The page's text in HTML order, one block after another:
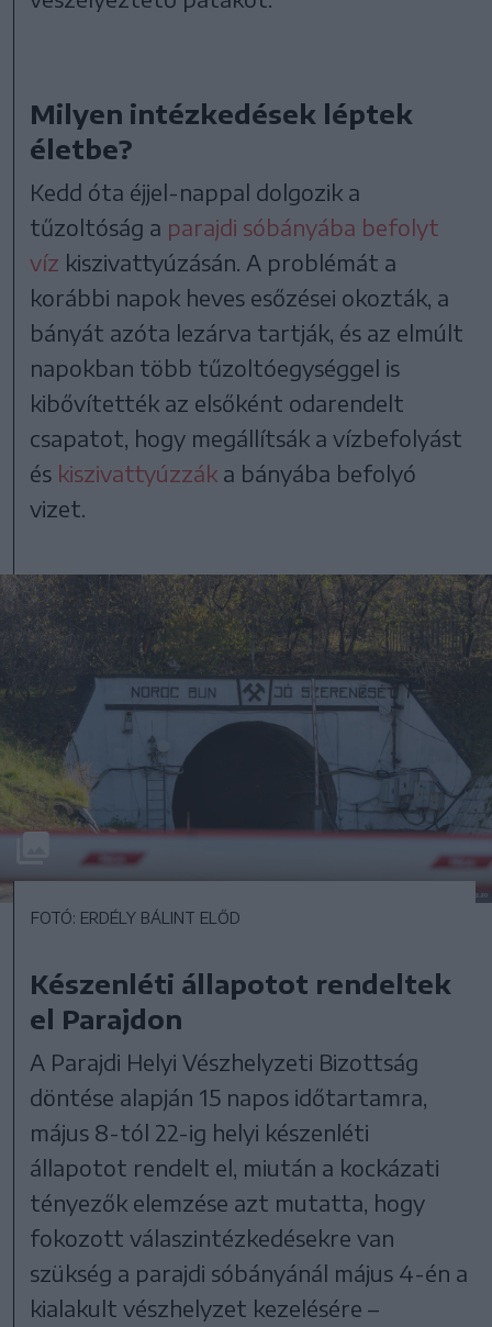
Milyen intézkedések léptek
életbe?
Kedd óta éjjel-nappal dolgozik a
tűzoltóság a parajdi sóbányába befolyt
víz kiszivattyúzásán. A problémát a
korábbi napok heves esőzései okozták, a
bányát azóta lezárva tartják, és az elmúlt
napokban több tűzoltóegységgel is
kibővítették az elsőként odarendelt
csapatot, hogy megállítsák a vízbefolyást
és kiszivattyúzzák a bányába befolyó
vizet.
FOTÓ: ERDÉLY BÁLINT ELŐD
Készenléti állapotot rendeltek
el Parajdon
A Parajdi Helyi Vészhelyzeti Bizottság
döntése alapján 15 napos időtartamra,
május 8-tól 22-ig helyi készenléti
állapotot rendelt el, miután a kockázati
tényezők elemzése azt mutatta, hogy
fokozott válaszintézkedésekre van
szükség a parajdi sóbányánál május 4-én a
kialakult vészhelyzet kezelésére –